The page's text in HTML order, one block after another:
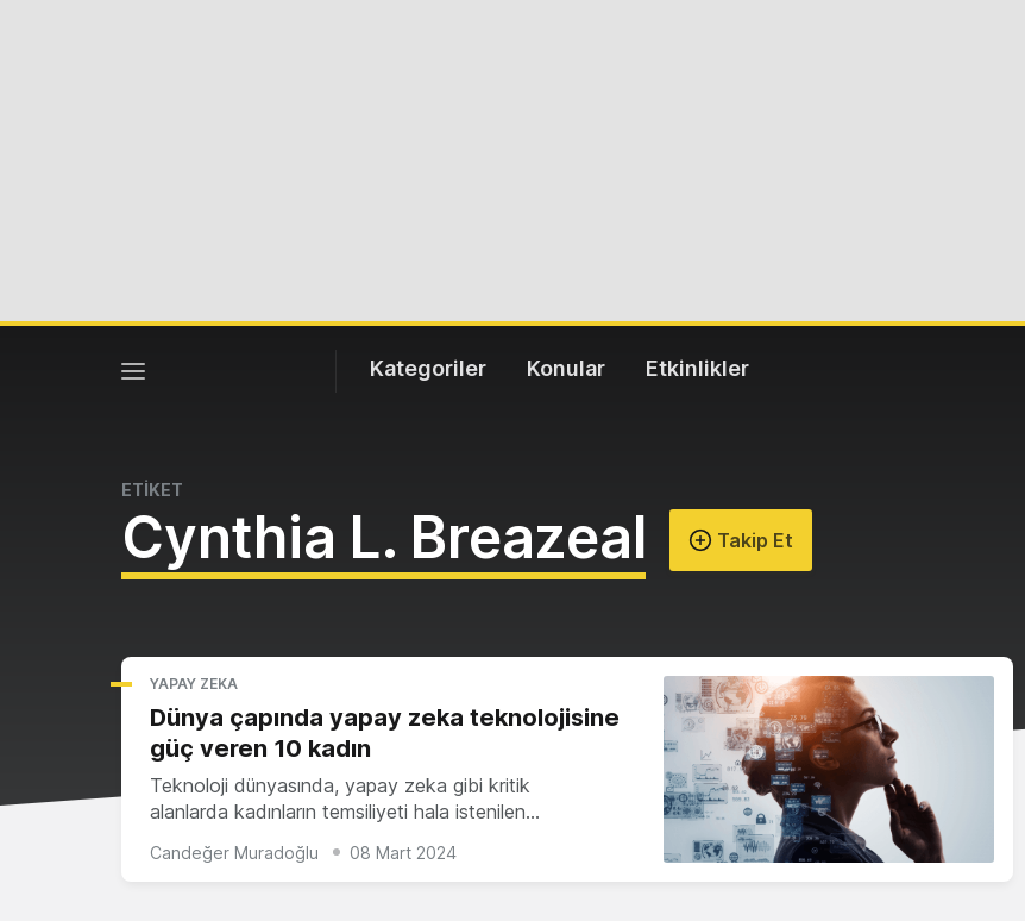
Kategoriler Konular Etkinlikler
ETİKET
Cynthia L. Breazeal Takip Et
YAPAY ZEKA
Dünya çapında yapay zeka teknolojisine
güç veren 10 kadın
Teknoloji dünyasında, yapay zeka gibi kritik
alanlarda kadınların temsiliyeti hala istenilen…
Candeğer Muradoğlu 08 Mart 2024